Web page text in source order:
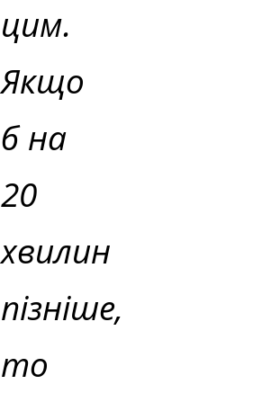
цим.
Якщо
б на
20
хвилин
пізніше,
то